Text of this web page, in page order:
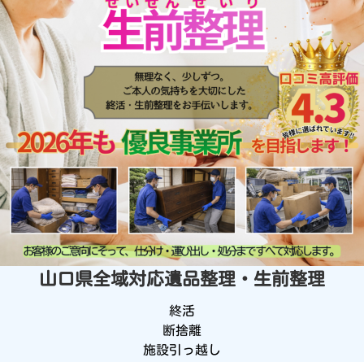
山口県全域対応遺品整理・生前整理
終活
断捨離
施設引っ越し